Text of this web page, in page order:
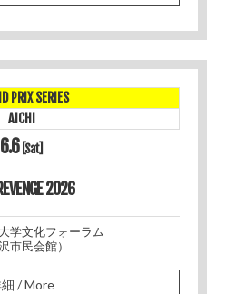
PRIX SERIES
AICHI
6.6 [Sat]
2026
学文化フォーラム
市民会館）
/ More